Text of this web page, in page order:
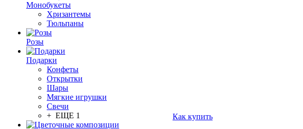
Монобукеты
Хризантемы
Тюльпаны
Розы
Подарки
Конфеты
Открытки
Шары
Мягкие игрушки
Свечи
+ ЕЩЕ 1
Как купить